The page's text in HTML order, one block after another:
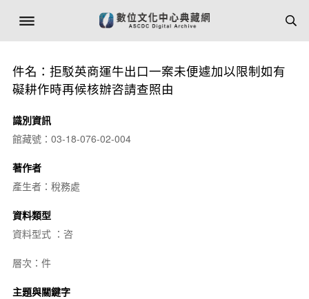
件名：拒駁英商運牛出口一案未便遽加以限制如有
礙耕作時再候核辦咨請查照由
識別資訊
館藏號：03-18-076-02-004
著作者
產生者：稅務處
資料類型
資料型式 ：咨
層次：件
主題與關鍵字